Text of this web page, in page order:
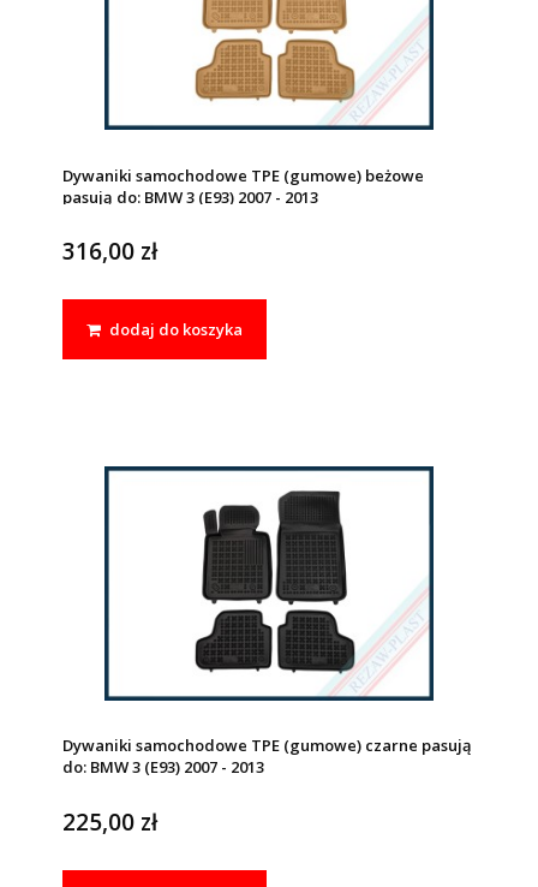
Dywaniki samochodowe TPE (gumowe) beżowe
pasują do: BMW 3 (E93) 2007 - 2013
316,00 zł
dodaj do koszyka
Dywaniki samochodowe TPE (gumowe) czarne pasują
do: BMW 3 (E93) 2007 - 2013
225,00 zł